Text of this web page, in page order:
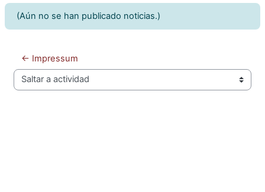
(Aún no se han publicado noticias.)
← Impressum
Saltar a actividad